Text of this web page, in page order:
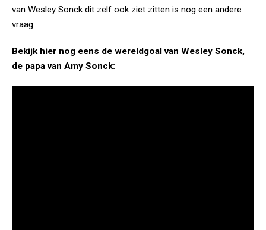
van Wesley Sonck dit zelf ook ziet zitten is nog een andere
vraag.
Bekijk hier nog eens de wereldgoal van Wesley Sonck,
de papa van Amy Sonck: